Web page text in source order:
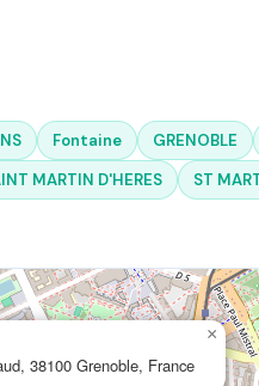
Fontaine GRENOBLE
MARTIN D'HERES ST
38100 Grenoble, France
×